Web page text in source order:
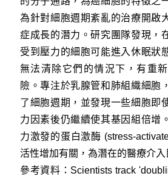
為針對細胞週期紊亂的治療開啟
症成長的潛力。研究團隊發現，
受到壓力的細胞可能進入休眠狀
無法清除它們的情況下，有重
險。專注於乳腺管和肺組織細胞
了細胞週期，並發現一些細胞即
力因素後仍繼續使其基因組倍增
力激發的蛋白激酶 (stress-
活性增加有關，為潛在的醫療介入
參考資料： Scientists track